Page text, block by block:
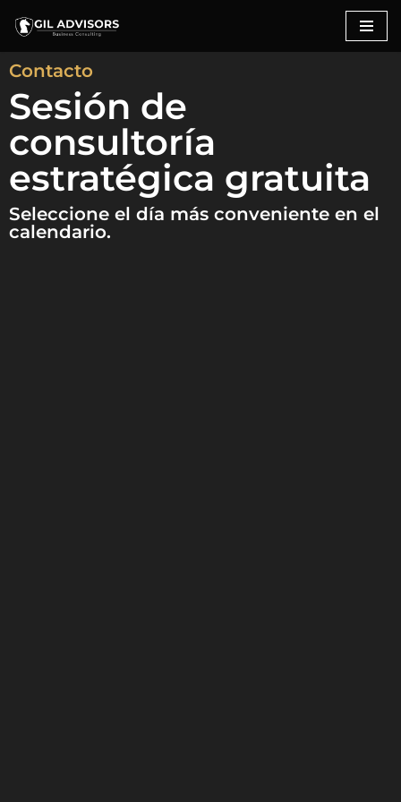
al
contenido
Contacto
Sesión de
consultoría
estratégica gratuita
Seleccione el día más conveniente en el
calendario.